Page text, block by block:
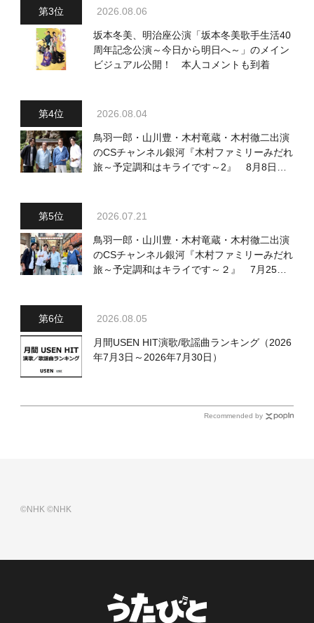
2026.08.06
坂本冬美、明治座公演「坂本冬美歌手生活40
周年記念公演～今日から明日へ～」のメイン
ビジュアル公開！ 本人コメントも到着
2026.08.04
鳥羽一郎・山川豊・木村竜蔵・木村徹二出演
のCSチャンネル銀河『木村ファミリーみだれ
旅～予定調和はキライです～2』 8月8日
2026.07.21
鳥羽一郎・山川豊・木村竜蔵・木村徹二出演
のCSチャンネル銀河『木村ファミリーみだれ
旅～予定調和はキライです～２』 7月25日
2026.08.05
月間USEN HIT演歌/歌謡曲ランキング（2026
年7月3日～2026年7月30日）
Recommended by
©NHK©NHK